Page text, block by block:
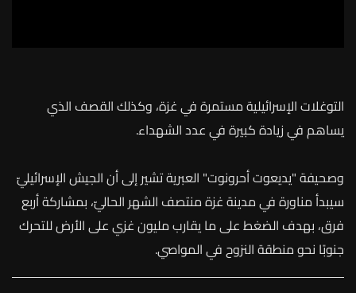
التوغلات الإسرائيلية مستمرة في غزة، وكذلك القصف الذي
يساهم في زيادة كبيرة في عدد الشهداء.
وصحيفة"يديعوتأحرونوت" العبريةتشيرإلىأنالجيشالإسرائيليّ
سيبدأمناورةفيمدينةغزةمنتصفالشهرالحاليّ، بمشاركةأربع
فرق، بهدفالضغطعلىمايقاربمليونغزيعلىالأرضللتحرك
جنوبًا نحومنطقةالنزوحفيالمواصي.